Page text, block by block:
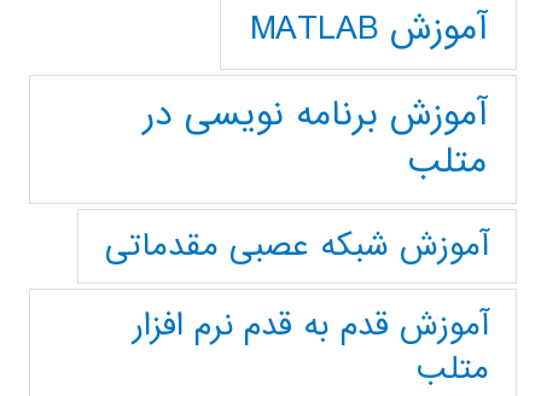
آموزش MATLAB
آموزش برنامه نویسی در
متلب
آموزش شبکه عصبی مقدماتی
آموزش قدم به قدم نرم افزار
متلب